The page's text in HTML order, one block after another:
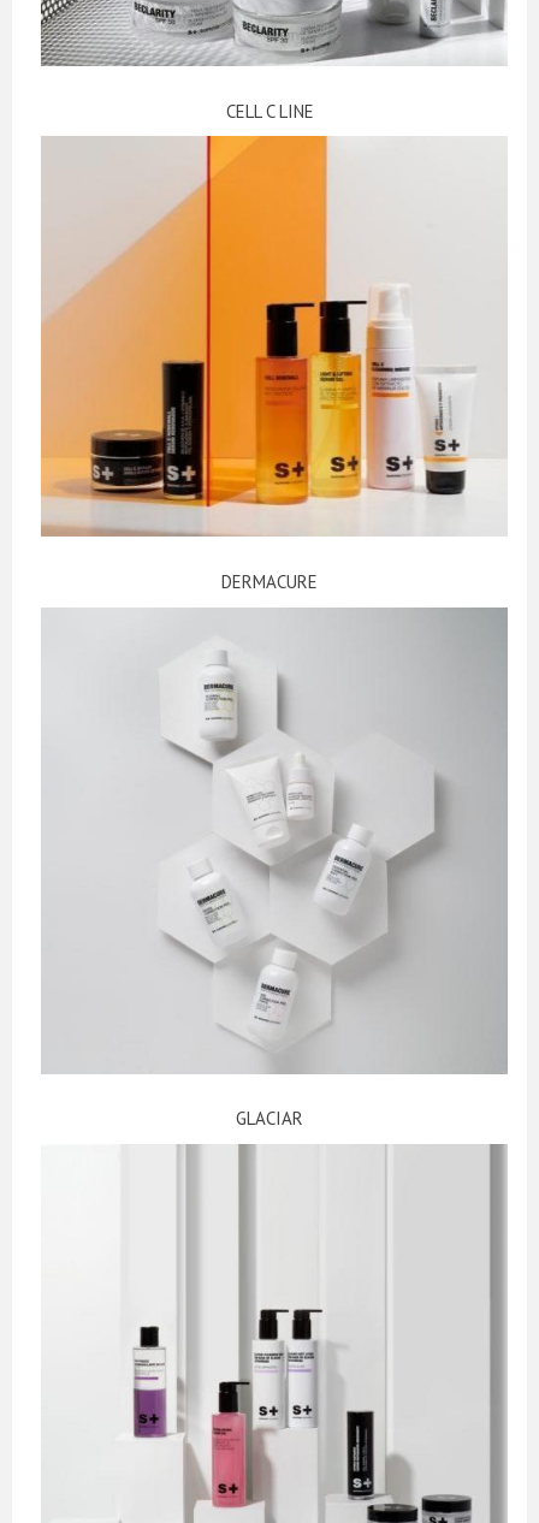
CELL C LINE
DERMACURE
GLACIAR